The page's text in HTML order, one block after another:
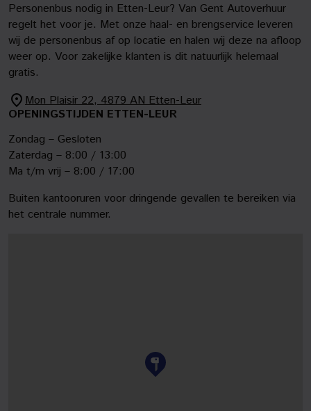
Personenbus nodig in Etten-Leur? Van Gent Autoverhuur
regelt het voor je. Met onze haal- en brengservice leveren
wij de personenbus af op locatie en halen wij deze na afloop
weer op. Voor zakelijke klanten is dit natuurlijk helemaal
gratis.
Mon Plaisir 22, 4879 AN Etten-Leur
OPENINGSTIJDEN ETTEN-LEUR
Zondag – Gesloten
Zaterdag – 8:00 / 13:00
Ma t/m vrij – 8:00 / 17:00
Buiten kantooruren voor dringende gevallen te bereiken via
het centrale nummer.